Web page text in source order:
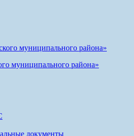
муниципального района»
документы